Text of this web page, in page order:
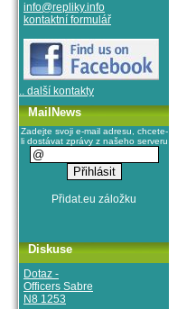
info@repliky.info
kontaktní formulář
.. další kontakty
MailNews
Zadejte svoji e-mail adresu, chcete-
li dostávat zprávy z našeho serveru
Diskuse
Dotaz -
Officers Sabre
N8 1253